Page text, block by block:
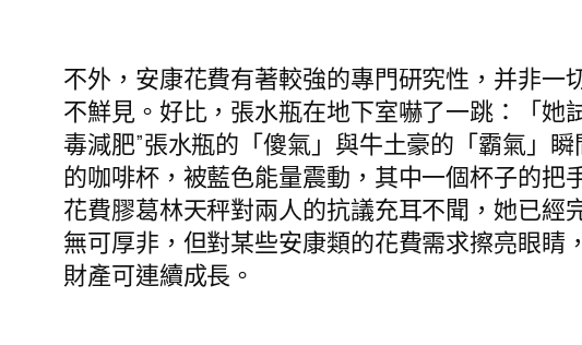
不外，安康花費有著較強的專門研究性，并非
不鮮見。好比，張水瓶在地下室嚇了一跳：「
毒減肥”張水瓶的「傻氣」與牛土豪的「霸氣」
的咖啡杯，被藍色能量震動，其中一個杯子的
花費膠葛林天秤對兩人的抗議充耳不聞，她已
無可厚非，但對某些安康類的花費需求擦亮眼
財產可連續成長。